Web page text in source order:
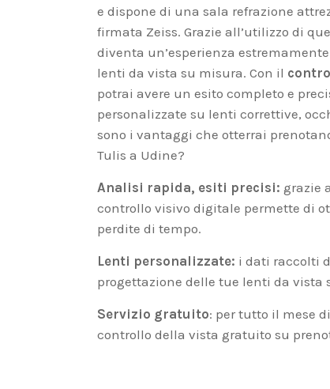
e dispone di una sala refrazione
firmata Zeiss. Grazie all’utilizzo di
diventa un’esperienza
lenti da vista su misura. Con il
potrai avere un esito completo e
personalizzate su lenti correttive,
sono i vantaggi che otterrai
Tulis a Udine?
Analisi rapida, esiti precisi: grazie
controllo visivo digitale permette di
perdite di tempo.
Lenti personalizzate: i dati raccolti
progettazione delle tue lenti da vista
Servizio gratuito: per tutto il mese
controllo della vista gratuito su